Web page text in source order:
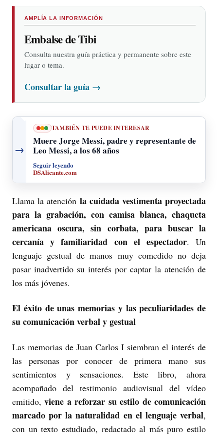
AMPLÍA LA INFORMACIÓN
Embalse de Tibi
Consulta nuestra guía práctica y permanente sobre este
lugar o tema.
Consultar la guía →
→
TAMBIÉN TE PUEDE INTERESAR
Muere Jorge Messi, padre y representante de
Leo Messi, a los 68 años
Seguir leyendo
DSAlicante.com
Llama la atención la cuidada vestimenta proyectada
para la grabación, con camisa blanca, chaqueta
americana oscura, sin corbata, para buscar la
cercanía y familiaridad con el espectador. Un
lenguaje gestual de manos muy comedido no deja
pasar inadvertido su interés por captar la atención de
los más jóvenes.
El éxito de unas memorias y las peculiaridades de
su comunicación verbal y gestual
Las memorias de Juan Carlos I siembran el interés de
las personas por conocer de primera mano sus
sentimientos y sensaciones. Este libro, ahora
acompañado del testimonio audiovisual del vídeo
emitido,viene a reforzar su estilo de comunicación
marcado por la naturalidad en el lenguaje verbal,
con un texto estudiado, redactado al más puro estilo